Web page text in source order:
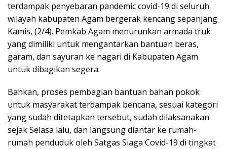
terdampak penyebaran pandemic covid-19 di seluruh
wilayah kabupaten Agam bergerak kencang sepanjang
Kamis, (2/4). Pemkab Agam menurunkan armada truk
yang dimiliki untuk mengantarkan bantuan beras,
garam, dan sayuran ke nagari di Kabupaten Agam
untuk dibagikan segera.
Bahkan, proses pembagian bantuan bahan pokok
untuk masyarakat terdampak bencana, sesuai kategori
yang sudah ditetapkan tersebut, sudah dilaksanakan
sejak Selasa lalu, dan langsung diantar ke rumah-
rumah penduduk oleh Satgas Siaga Covid-19 di tingkat